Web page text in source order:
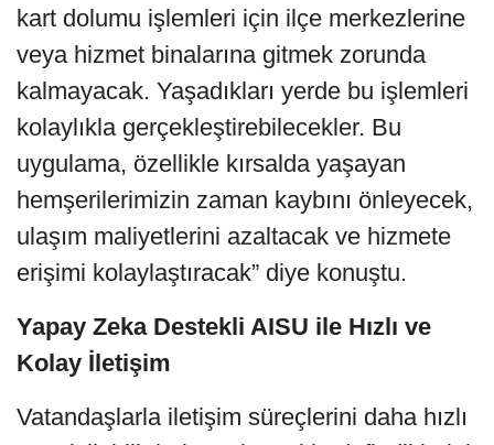
kart dolumu işlemleri için ilçe merkezlerine
veya hizmet binalarına gitmek zorunda
kalmayacak. Yaşadıkları yerde bu işlemleri
kolaylıkla gerçekleştirebilecekler. Bu
uygulama, özellikle kırsalda yaşayan
hemşerilerimizin zaman kaybını önleyecek,
ulaşım maliyetlerini azaltacak ve hizmete
erişimi kolaylaştıracak” diye konuştu.
Yapay Zeka Destekli AISU ile Hızlı ve
Kolay İletişim
Vatandaşlarla iletişim süreçlerini daha hızlı